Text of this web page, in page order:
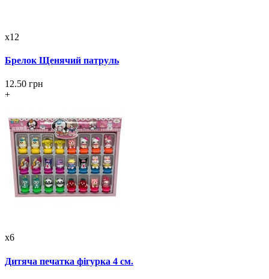
x12
Брелок Щенячий патруль
12.50 грн
+
x6
Дитяча печатка фігурка 4 см.